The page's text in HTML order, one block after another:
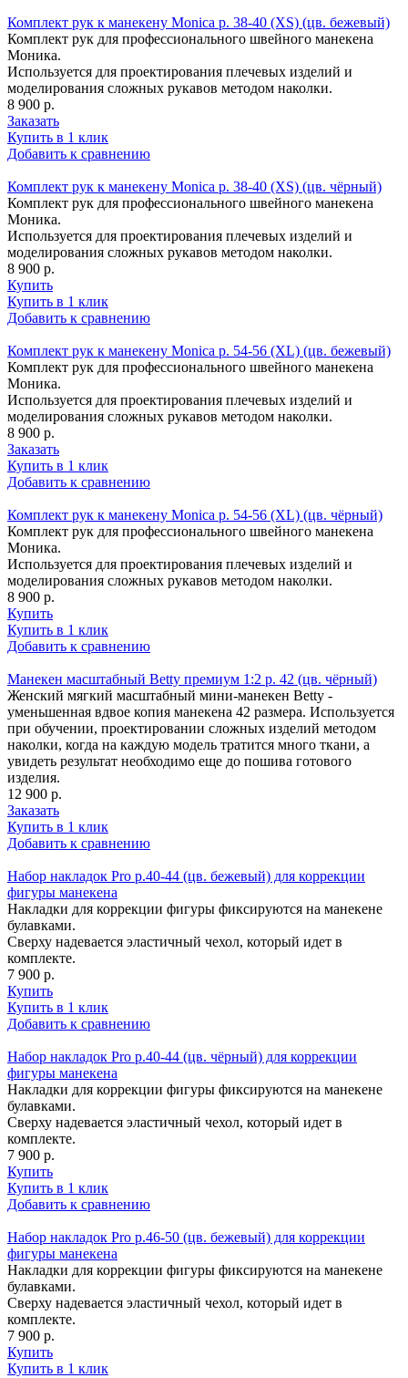
Комплект рук к манекену Monica р. 38-40 (XS) (цв. бежевый)
Комплект рук для профессионального швейного манекена
Моника.
Используется для проектирования плечевых изделий и
моделирования сложных рукавов методом наколки.
8 900 р.
Заказать
Купить в 1 клик
Добавить к сравнению
Комплект рук к манекену Monica р. 38-40 (XS) (цв. чёрный)
Комплект рук для профессионального швейного манекена
Моника.
Используется для проектирования плечевых изделий и
моделирования сложных рукавов методом наколки.
8 900 р.
Купить
Купить в 1 клик
Добавить к сравнению
Комплект рук к манекену Monica р. 54-56 (XL) (цв. бежевый)
Комплект рук для профессионального швейного манекена
Моника.
Используется для проектирования плечевых изделий и
моделирования сложных рукавов методом наколки.
8 900 р.
Заказать
Купить в 1 клик
Добавить к сравнению
Комплект рук к манекену Monica р. 54-56 (XL) (цв. чёрный)
Комплект рук для профессионального швейного манекена
Моника.
Используется для проектирования плечевых изделий и
моделирования сложных рукавов методом наколки.
8 900 р.
Купить
Купить в 1 клик
Добавить к сравнению
Манекен масштабный Betty премиум 1:2 р. 42 (цв. чёрный)
Женский мягкий масштабный мини-манекен Betty -
уменьшенная вдвое копия манекена 42 размера. Используется
при обучении, проектировании сложных изделий методом
наколки, когда на каждую модель тратится много ткани, а
увидеть результат необходимо еще до пошива готового
изделия.
12 900 р.
Заказать
Купить в 1 клик
Добавить к сравнению
Набор накладок Pro р.40-44 (цв. бежевый) для коррекции
фигуры манекена
Накладки для коррекции фигуры фиксируются на манекене
булавками.
Сверху надевается эластичный чехол, который идет в
комплекте.
7 900 р.
Купить
Купить в 1 клик
Добавить к сравнению
Набор накладок Pro р.40-44 (цв. чёрный) для коррекции
фигуры манекена
Накладки для коррекции фигуры фиксируются на манекене
булавками.
Сверху надевается эластичный чехол, который идет в
комплекте.
7 900 р.
Купить
Купить в 1 клик
Добавить к сравнению
Набор накладок Pro р.46-50 (цв. бежевый) для коррекции
фигуры манекена
Накладки для коррекции фигуры фиксируются на манекене
булавками.
Сверху надевается эластичный чехол, который идет в
комплекте.
7 900 р.
Купить
Купить в 1 клик